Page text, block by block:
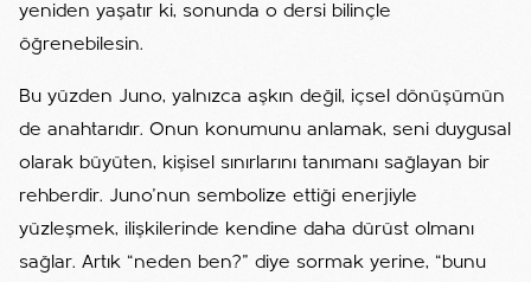
yeniden yaşatır ki, sonunda o dersi bilinçle
öğrenebilesin.
Bu yüzden Juno, yalnızca aşkın değil, içsel dönüşümün
de anahtarıdır. Onun konumunu anlamak, seni duygusal
olarak büyüten, kişisel sınırlarını tanımanı sağlayan bir
rehberdir. Juno’nun sembolize ettiği enerjiyle
yüzleşmek, ilişkilerinde kendine daha dürüst olmanı
sağlar. Artık “neden ben?” diye sormak yerine, “bunu